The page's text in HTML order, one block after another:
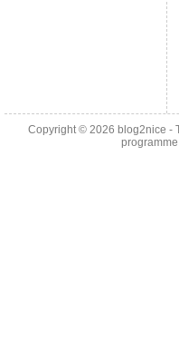
Copyright © 2026 blog2nice -